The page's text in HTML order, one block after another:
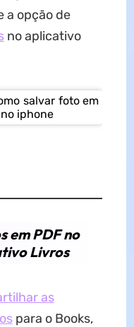
a opção de
no aplicativo
em PDF no
Livros
as
para o Books,